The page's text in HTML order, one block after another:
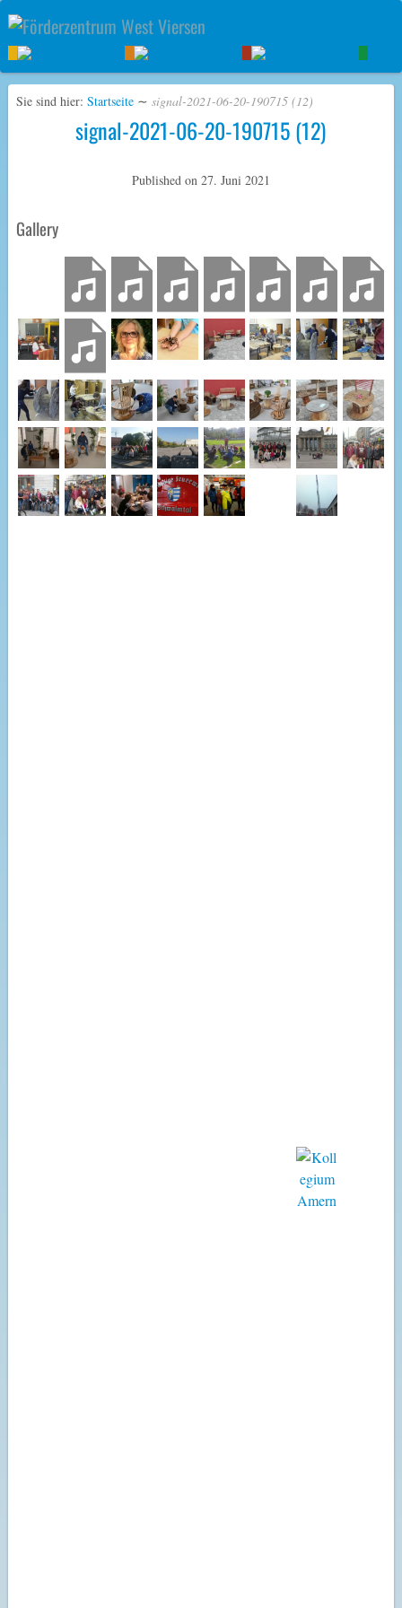
Sie sind hier: Startseite ∼ signal-2021-06-20-190715 (12)
signal-2021-06-20-190715 (12)
Published on 27. Juni 2021
Gallery